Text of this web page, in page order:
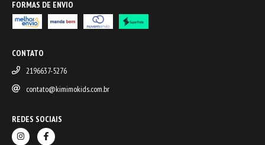
FORMAS DE ENVIO
CONTATO
2196637-5276
contato@kimimokids.com.br
REDES SOCIAIS